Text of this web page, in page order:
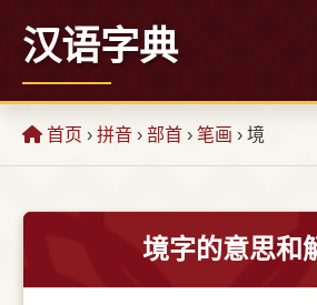
汉语字典
首页 › 拼音 › 部首 › 笔画 › 境
境字的意思和